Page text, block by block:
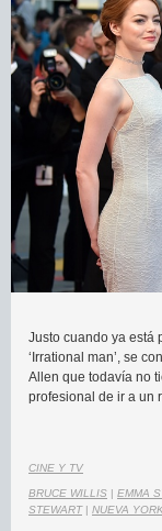
Justo cuando ya está
‘Irrational man’, se
Allen que todavía no
profesional de ir a un
CINE Y TV
BRUCE WILLIS | EMMA
STEWART| NUEVA